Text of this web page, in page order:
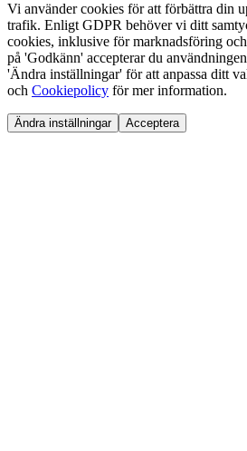
Vi använder cookies för att förbättra din
trafik. Enligt GDPR behöver vi ditt
cookies, inklusive för marknadsföring
på 'Godkänn' accepterar du
'Ändra inställningar' för att anpassa ditt
och Cookiepolicy för mer information.
Ändra inställningar Acceptera